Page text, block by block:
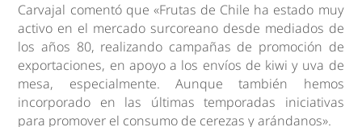
Carvajal comentó que «Frutas de Chile ha estado muy
activo en el mercado surcoreano desde mediados de
los años 80, realizando campañas de promoción de
exportaciones, en apoyo a los envíos de kiwi y uva de
mesa, especialmente. Aunque también hemos
incorporado en las últimas temporadas iniciativas
para promover el consumo de cerezas y arándanos».